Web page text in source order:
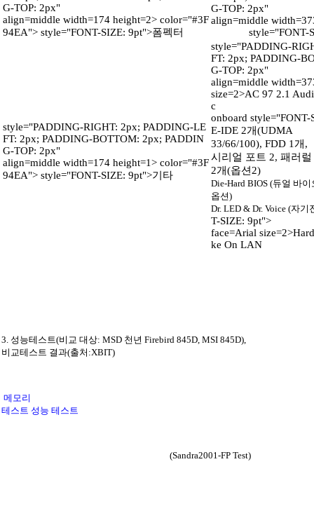
G-TOP: 2px"
align=middle width=174 height=2> color="#3F
94EA"> style="FONT-SIZE: 9pt">폼펙터
G-TOP: 2px"
align=middle
style="FONT-
style="PADDING-RIGHT: 2px; PADDING-LE
FT: 2px; PADDING-BOTTOM: 2px; PADDIN
G-TOP: 2px"
align=middle width=174 height=1> color="#3F
94EA"> style="FONT-SIZE: 9pt">기타
style="PADDING-
FT: 2px; PADDING-
G-TOP: 2px"
align=middle
size=2>AC 97 2.1
c
onboard style="FONT-
E-IDE 2개(UDMA
33/66/100), FDD 1개,
시리얼 포트 2, 패러럴
2개(옵션2)
Die-Hard BIOS (듀얼 바이
옵션)
Dr. LED & Dr. Voice (자기
T-SIZE: 9pt">
face=Arial
ke On LAN
3. 성능테스트(비교 대상: MSD 천년 Firebird 845D, MSI 845D),
비교테스트 결과(출처:XBIT)
메모리
테스트 성능 테스트
(Sandra2001-FP Test)